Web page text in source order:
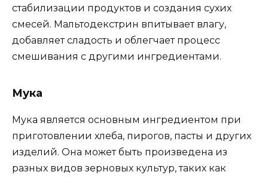
стабилизации продуктов и создания сухих
смесей. Мальтодекстрин впитывает влагу,
добавляет сладость и облегчает процесс
смешивания с другими ингредиентами.
Мука
Мука является основным ингредиентом при
приготовлении хлеба, пирогов, пасты и других
изделий. Она может быть произведена из
разных видов зерновых культур, таких как